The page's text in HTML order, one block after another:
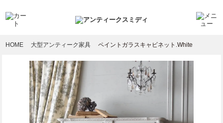
HOME 大型アンティーク家具 ペイントガラスキャビネット.White